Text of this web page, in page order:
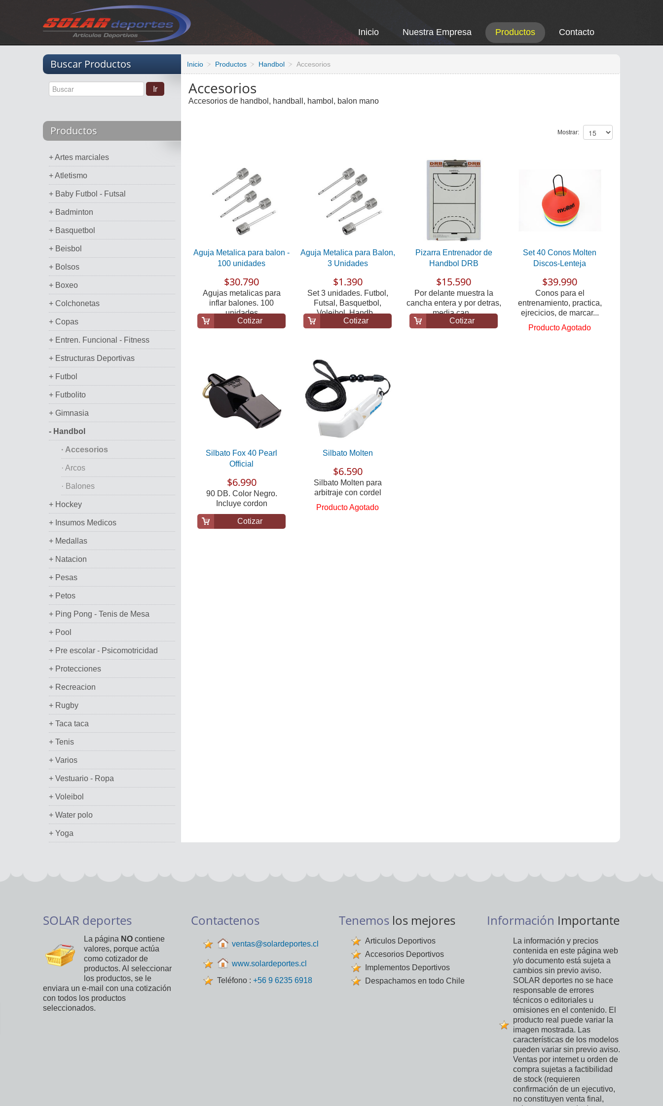
Inicio Nuestra Empresa Productos Contacto
Buscar Productos
Productos
+ Artes marciales
+ Atletismo
+ Baby Futbol - Futsal
+ Badminton
+ Basquetbol
+ Beisbol
+ Bolsos
+ Boxeo
+ Colchonetas
+ Copas
+ Entren. Funcional - Fitness
+ Estructuras Deportivas
+ Futbol
+ Futbolito
+ Gimnasia
- Handbol
· Accesorios
· Arcos
· Balones
+ Hockey
+ Insumos Medicos
+ Medallas
+ Natacion
+ Pesas
+ Petos
+ Ping Pong - Tenis de Mesa
+ Pool
+ Pre escolar - Psicomotricidad
+ Protecciones
+ Recreacion
+ Rugby
+ Taca taca
+ Tenis
+ Varios
+ Vestuario - Ropa
+ Voleibol
+ Water polo
+ Yoga
Inicio Productos Handbol Accesorios
Accesorios
Accesorios de handbol, handball, hambol, balon mano
Mostrar:
Aguja Metalica para balon -
100 unidades
$30.790
Agujas metalicas para
inflar balones. 100
unidades
Cotizar
Aguja Metalica para Balon,
3 Unidades
$1.390
Set 3 unidades. Futbol,
Futsal, Basquetbol,
Voleibol, Handb...
Cotizar
Pizarra Entrenador de
Handbol DRB
$15.590
Por delante muestra la
cancha entera y por detras,
media can...
Cotizar
Set 40 Conos Molten
Discos-Lenteja
$39.990
Conos para el
entrenamiento, practica,
ejrecicios, de marcar...
Producto Agotado
Silbato Fox 40 Pearl
Official
$6.990
90 DB. Color Negro.
Incluye cordon
Cotizar
Silbato Molten
$6.590
Silbato Molten para
arbitraje con cordel
Producto Agotado
SOLAR deportes
La página NO contiene
valores, porque actúa
como cotizador de
productos. Al seleccionar
los productos, se le
enviara un e-mail con una cotización
con todos los productos
seleccionados.
Contactenos
ventas@solardeportes.cl
www.solardeportes.cl
Teléfono : +56 9 6235 6918
Tenemos los mejores
Articulos Deportivos
Accesorios Deportivos
Implementos Deportivos
Despachamos en todo Chile
Información Importante
La información y precios
contenida en este página web
y/o documento está sujeta a
cambios sin previo aviso.
SOLAR deportes no se hace
responsable de errores
técnicos o editoriales u
omisiones en el contenido. El
producto real puede variar la
imagen mostrada. Las
características de los modelos
pueden variar sin previo aviso.
Ventas por internet u orden de
compra sujetas a factibilidad
de stock (requieren
confirmación de un ejecutivo,
no constituyen venta final,